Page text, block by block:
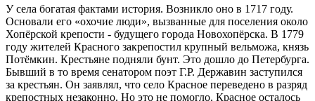
У села богатая фактами история. Возникло оно в 1717 году.
Основали его «охочие люди», вызванные для поселения около
Хопёрской крепости - будущего города Новохопёрска. В 1779
году жителей Красного закрепостил крупный вельможа, князь
Потёмкин. Крестьяне подняли бунт. Это дошло до Петербурга.
Бывший в то время сенатором поэт Г.Р. Державин заступился
за крестьян. Он заявлял, что село Красное переведено в разряд
крепостных незаконно. Но это не помогло. Красное осталось